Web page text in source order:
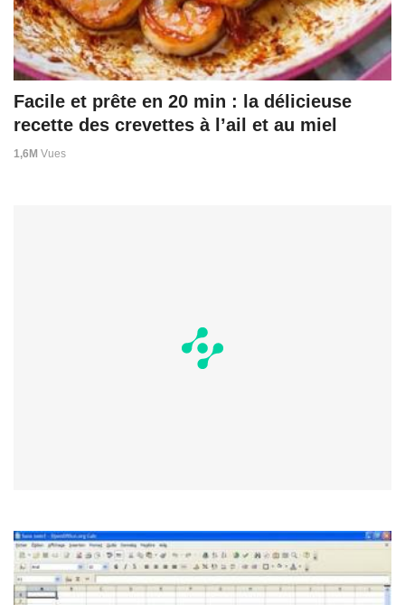
Facile et prête en 20 min : la délicieuse
recette des crevettes à l’ail et au miel
1,6M Vues